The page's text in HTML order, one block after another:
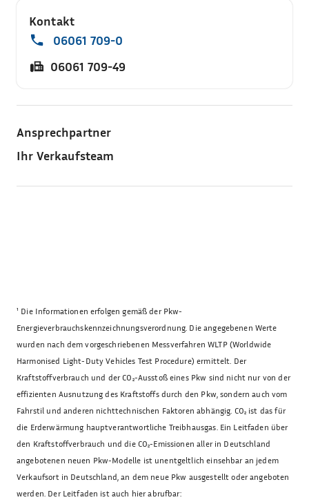
Kontakt
06061 709-0
06061 709-49
Ansprechpartner
Ihr Verkaufsteam
¹ Die Informationen erfolgen gemäß der Pkw-
Energieverbrauchskennzeichnungsverordnung. Die angegebenen Werte
wurden nach dem vorgeschriebenen Messverfahren WLTP (Worldwide
Harmonised Light-Duty Vehicles Test Procedure) ermittelt. Der
Kraftstoffverbrauch und der CO₂-Ausstoß eines Pkw sind nicht nur von der
effizienten Ausnutzung des Kraftstoffs durch den Pkw, sondern auch vom
Fahrstil und anderen nichttechnischen Faktoren abhängig. CO₂ ist das für
die Erderwärmung hauptverantwortliche Treibhausgas. Ein Leitfaden über
den Kraftstoffverbrauch und die CO₂-Emissionen aller in Deutschland
angebotenen neuen Pkw-Modelle ist unentgeltlich einsehbar an jedem
Verkaufsort in Deutschland, an dem neue Pkw ausgestellt oder angeboten
werden. Der Leitfaden ist auch hier abrufbar: